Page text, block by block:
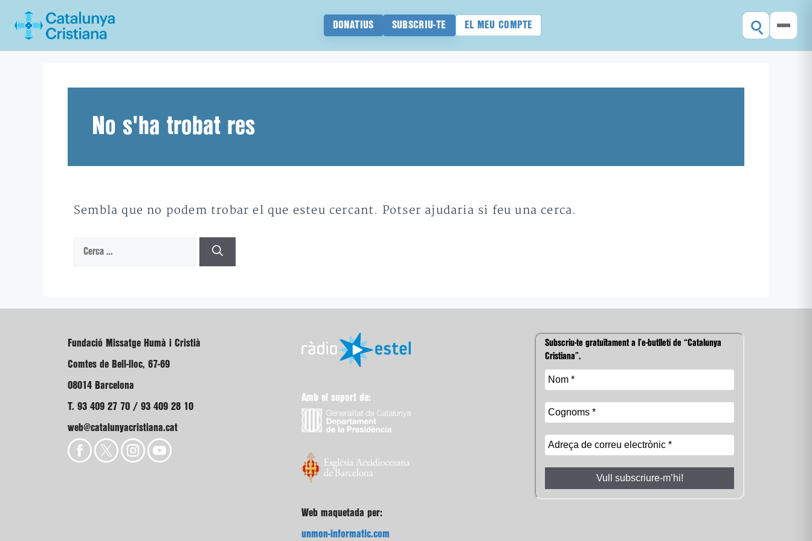
DONATIUS SUBSCRIU-TE EL MEU COMPTE
No s'ha trobat res
Sembla que no podem trobar el que esteu cercant. Potser ajudaria si feu una cerca.
Cerca:
Fundació Missatge Humà i Cristià
Comtes de Bell-lloc, 67-69
08014 Barcelona
T. 93 409 27 70 / 93 409 28 10
web@catalunyacristiana.cat
Amb el suport de:
Web maquetada per:
unmon-informatic.com
Subscriu-te gratuïtament a l’e-butlletí de “Catalunya
Cristiana”.